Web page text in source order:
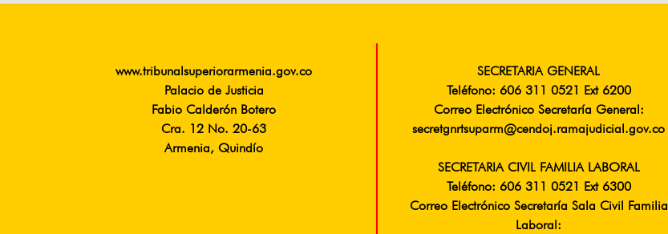
www.tribunalsuperiorarmenia.gov.co
Palacio de Justicia
Fabio Calderón Botero
Cra. 12 No. 20-63
Armenia, Quindío
SECRETARIA GENERAL
Teléfono: 606 311 0521 Ext 6200
Correo Electrónico Secretaría General:
secretgnrtsuparm@cendoj.ramajudicial.gov.co
SECRETARIA CIVIL FAMILIA LABORAL
Teléfono: 606 311 0521 Ext 6300
Correo Electrónico Secretaría Sala Civil Familia
Laboral: